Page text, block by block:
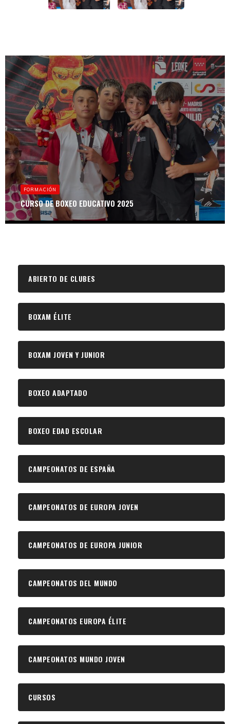
FORMACIÓN
CURSO DE BOXEO EDUCATIVO 2025
ABIERTO DE CLUBES
BOXAM ÉLITE
BOXAM JOVEN Y JUNIOR
BOXEO ADAPTADO
BOXEO EDAD ESCOLAR
CAMPEONATOS DE ESPAÑA
CAMPEONATOS DE EUROPA JOVEN
CAMPEONATOS DE EUROPA JUNIOR
CAMPEONATOS DEL MUNDO
CAMPEONATOS EUROPA ÉLITE
CAMPEONATOS MUNDO JOVEN
CURSOS